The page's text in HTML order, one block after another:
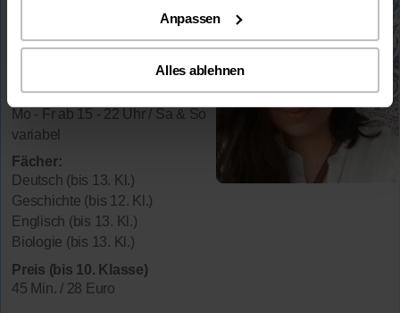
Anpassen
Alles ablehnen
Wohnort:
Spricht:
Verfügbar:
Mo - Fr ab 15 - 22 Uhr / Sa & So
variabel
Fächer:
Deutsch (bis 13. Kl.)
Geschichte (bis 12. Kl.)
Englisch (bis 13. Kl.)
Biologie (bis 13. Kl.)
Preis (bis 10. Klasse)
45 Min. / 28 Euro